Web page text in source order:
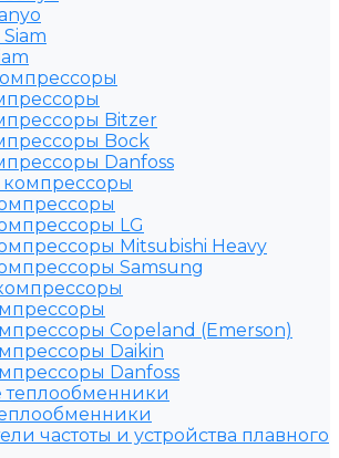
Bitzer
Bock
Danfoss
LG
Mitsubishi Heavy
Samsung
Copeland (Emerson)
Daikin
Danfoss